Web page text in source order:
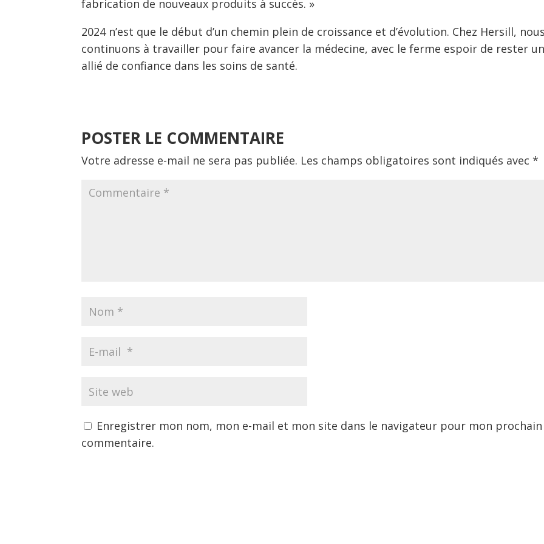
fabrication de nouveaux produits à succès. »
2024 n’est que le début d’un chemin plein de croissance et d’évolution. Chez Hersill,
continuons à travailler pour faire avancer la médecine, avec le ferme espoir de rester
allié de confiance dans les soins de santé.
POSTER LE COMMENTAIRE
Votre adresse e-mail ne sera pas publiée. Les champs obligatoires sont indiqués avec*
Enregistrer mon nom, mon e-mail et mon site dans le navigateur pour mon prochain
commentaire.